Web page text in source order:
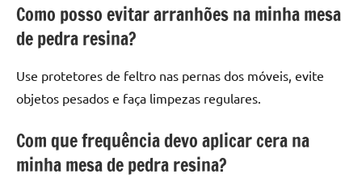
Como posso evitar arranhões na minha mesa
de pedra resina?
Use protetores de feltro nas pernas dos móveis, evite
objetos pesados e faça limpezas regulares.
Com que frequência devo aplicar cera na
minha mesa de pedra resina?